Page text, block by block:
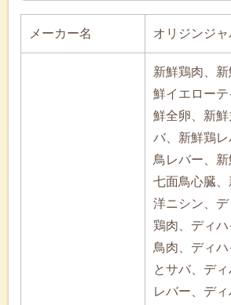
メーカー名 オリジンジャ
新鮮鶏肉、
鮮イエロー
鮮全卵、新
バ、新鮮鶏
鳥レバー、
七面鳥心臓
洋ニシン、デ
鶏肉、ディ
鳥肉、ディ
とサバ、デ
レバー、デ